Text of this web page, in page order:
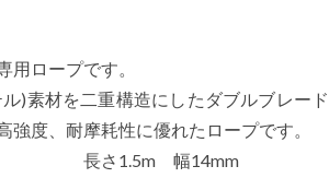
用ロープです。
)素材を二重構造にしたダブルブレード
強度、耐摩耗性に優れたロープです。
長さ1.5m 幅14mm